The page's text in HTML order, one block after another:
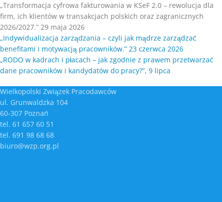
„Transformacja cyfrowa fakturowania w KSeF 2.0 – rewolucja dla
firm, ich klientów w transakcjach polskich oraz zagranicznych
2026/2027.” 29 maja 2026
„Indywidualizacja zarządzania – czyli jak mądrze zarządzać
benefitami i motywacją pracowników.” 23 czerwca 2026
„RODO w kadrach i płacach – jak zgodnie z prawem przetwarzać
dane pracowników i kandydatów do pracy?”, 9 lipca
Wielkopolski Związek Pracodawców
ul. Grunwaldzka 104
60-307 Poznań
tel. 61 657 60 51
tel. 691 98 68 68
biuro@wzp.org.pl